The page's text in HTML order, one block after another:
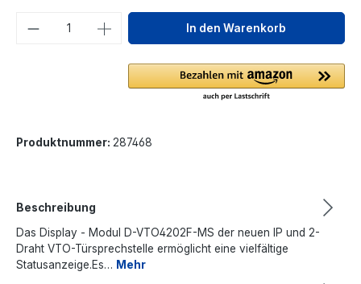
Produkt Anzahl: Gib denIn den Warenkorb
Produktnummer: 287468
Beschreibung
Das Display - Modul D-VTO4202F-MS der neuen IP und 2-
Draht VTO-Türsprechstelle ermöglicht eine vielfältige
Statusanzeige.Es… Mehr